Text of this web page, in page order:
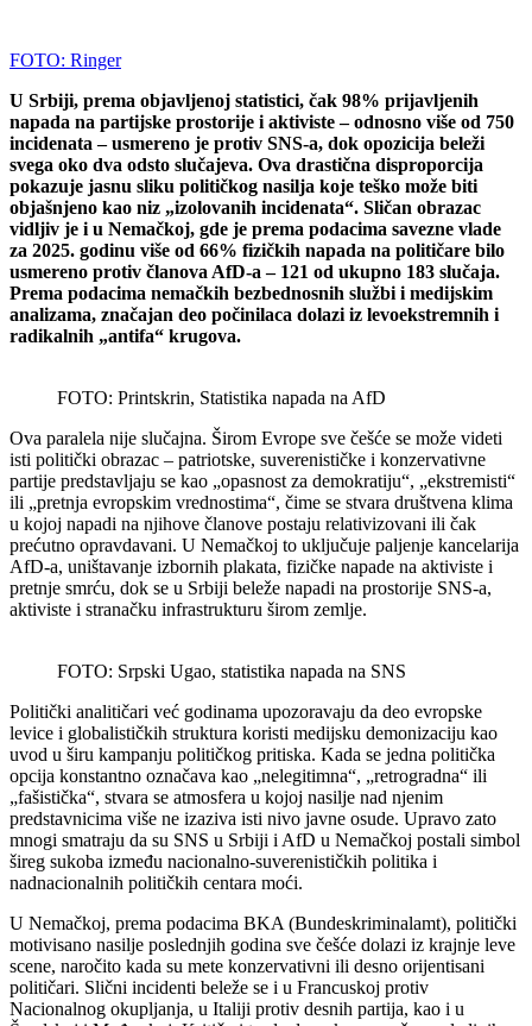
FOTO: Ringer
U Srbiji, prema objavljenoj statistici, čak 98% prijavljenih
napada na partijske prostorije i aktiviste – odnosno više od 750
incidenata – usmereno je protiv SNS-a, dok opozicija beleži
svega oko dva odsto slučajeva. Ova drastična disproporcija
pokazuje jasnu sliku političkog nasilja koje teško može biti
objašnjeno kao niz „izolovanih incidenata“. Sličan obrazac
vidljiv je i u Nemačkoj, gde je prema podacima savezne vlade
za 2025. godinu više od 66% fizičkih napada na političare bilo
usmereno protiv članova AfD-a – 121 od ukupno 183 slučaja.
Prema podacima nemačkih bezbednosnih službi i medijskim
analizama, značajan deo počinilaca dolazi iz levoekstremnih i
radikalnih „antifa“ krugova.
FOTO: Printskrin, Statistika napada na AfD
Ova paralela nije slučajna. Širom Evrope sve češće se može videti
isti politički obrazac – patriotske, suverenističke i konzervativne
partije predstavljaju se kao „opasnost za demokratiju“, „ekstremisti“
ili „pretnja evropskim vrednostima“, čime se stvara društvena klima
u kojoj napadi na njihove članove postaju relativizovani ili čak
prećutno opravdavani. U Nemačkoj to uključuje paljenje kancelarija
AfD-a, uništavanje izbornih plakata, fizičke napade na aktiviste i
pretnje smrću, dok se u Srbiji beleže napadi na prostorije SNS-a,
aktiviste i stranačku infrastrukturu širom zemlje.
FOTO: Srpski Ugao, statistika napada na SNS
Politički analitičari već godinama upozoravaju da deo evropske
levice i globalističkih struktura koristi medijsku demonizaciju kao
uvod u širu kampanju političkog pritiska. Kada se jedna politička
opcija konstantno označava kao „nelegitimna“, „retrogradna“ ili
„fašistička“, stvara se atmosfera u kojoj nasilje nad njenim
predstavnicima više ne izaziva isti nivo javne osude. Upravo zato
mnogi smatraju da su SNS u Srbiji i AfD u Nemačkoj postali simbol
šireg sukoba između nacionalno-suverenističkih politika i
nadnacionalnih političkih centara moći.
U Nemačkoj, prema podacima BKA (Bundeskriminalamt), politički
motivisano nasilje poslednjih godina sve češće dolazi iz krajnje leve
scene, naročito kada su mete konzervativni ili desno orijentisani
političari. Slični incidenti beleže se i u Francuskoj protiv
Nacionalnog okupljanja, u Italiji protiv desnih partija, kao i u